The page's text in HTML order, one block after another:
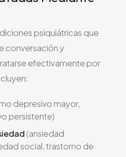
psiquiátricas que
conversación y
efectivamente por
depresivo mayor,
persistente)
(ansiedad
social, trastorno de